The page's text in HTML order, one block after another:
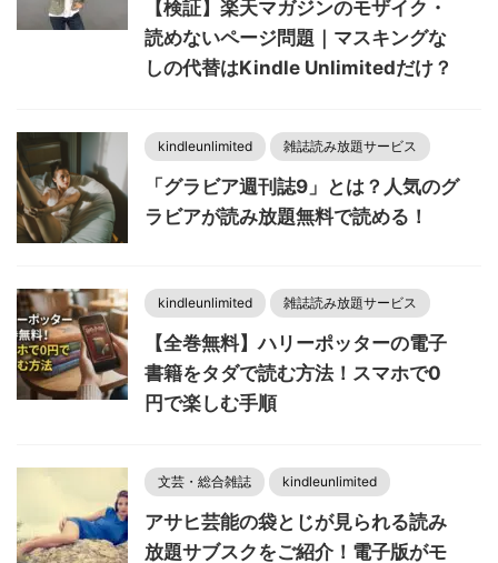
【検証】楽天マガジンのモザイク・
読めないページ問題｜マスキングな
しの代替はKindle Unlimitedだけ？
kindleunlimited 雑誌読み放題サービス
「グラビア週刊誌9」とは？人気のグ
ラビアが読み放題無料で読める！
kindleunlimited 雑誌読み放題サービス
【全巻無料】ハリーポッターの電子
書籍をタダで読む方法！スマホで0
円で楽しむ手順
文芸・総合雑誌 kindleunlimited
アサヒ芸能の袋とじが見られる読み
放題サブスクをご紹介！電子版がモ